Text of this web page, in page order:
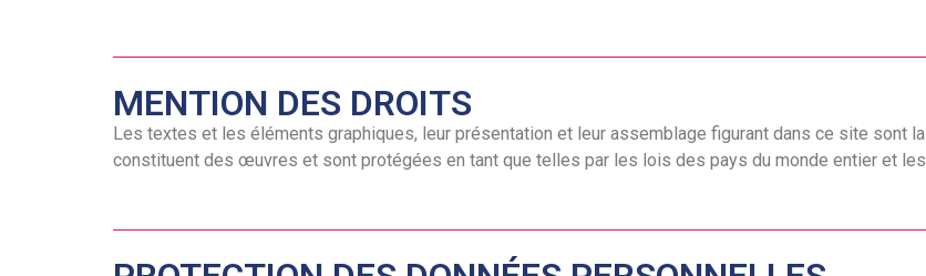
MENTION DES DROITS
Les textes et les éléments graphiques, leur présentation et leur assemblage figurant dans ce site sont
constituent des œuvres et sont protégées en tant que telles par les lois des pays du monde entier et